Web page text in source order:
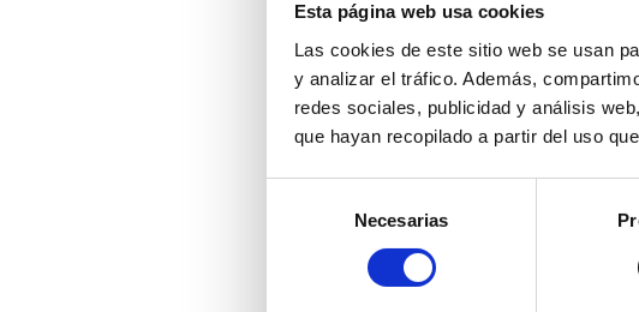
Esta página web usa cookies
Las cookies de este sitio web se usan
y analizar el tráfico. Además,
redes sociales, publicidad y análisis
que hayan recopilado a partir del uso
consentimiento
Necesarias
prevención y tratamiento
entre las personas con
Según ha manifestado
juego sostenible, “el
esenciales de la
responsable, incidiendo
especialmente
Para Bernhard